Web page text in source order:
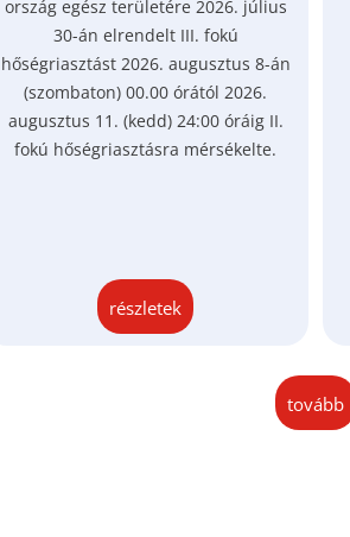
ország egész területére 2026. július
30-án elrendelt III. fokú
hőségriasztást 2026. augusztus 8-án
(szombaton) 00.00 órától 2026.
augusztus 11. (kedd) 24:00 óráig II.
fokú hőségriasztásra mérsékelte.
részletek
tovább